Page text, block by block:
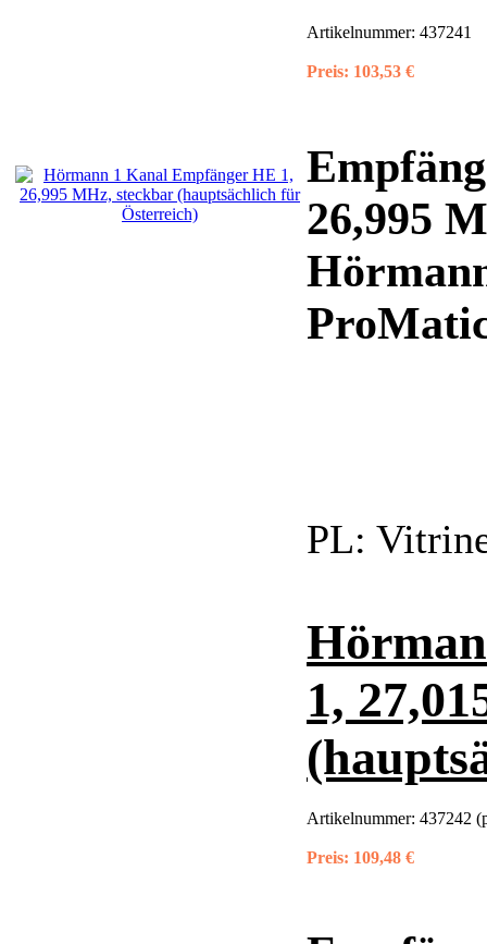
Artikelnummer: 437241
Preis: 103,53 €
26,995
PL:
1,
Artikelnummer: 437242
Preis: 109,48 €